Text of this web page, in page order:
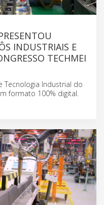
INDUSTRIAIS E
TECHMEI
Industrial do
formato 100% digital.